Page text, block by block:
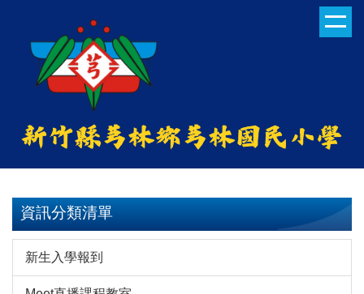
資訊分類清單
新生入學報到